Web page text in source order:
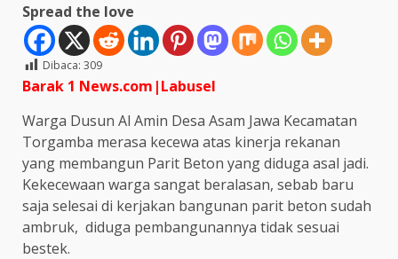
Spread the love
Dibaca: 309
Barak 1 News.com|Labusel
Warga Dusun Al Amin Desa Asam Jawa Kecamatan
Torgamba merasa kecewa atas kinerja rekanan
yang membangun Parit Beton yang diduga asal jadi.
Kekecewaan warga sangat beralasan, sebab baru
saja selesai di kerjakan bangunan parit beton sudah
ambruk, diduga pembangunannya tidak sesuai
bestek.